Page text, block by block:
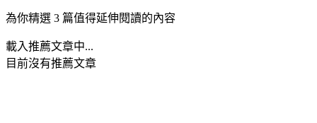
為你精選 3 篇值得延伸閱讀的內容
載入推薦文章中...
目前沒有推薦文章